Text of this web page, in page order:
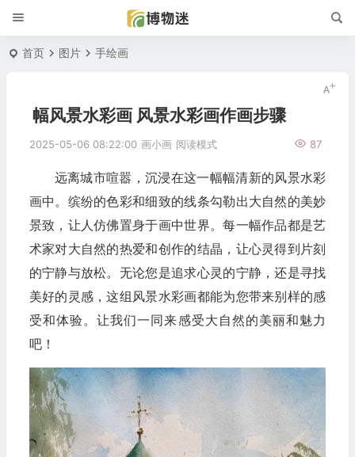
首页 图片 手绘画
幅风景水彩画 风景水彩画作画步骤
2025-05-06 08:22:00 画小画 87
阅读模式
远离城市喧嚣，沉浸在这一幅幅清新的风景水彩
画中。缤纷的色彩和细致的线条勾勒出大自然的美妙
景致，让人仿佛置身于画中世界。每一幅作品都是艺
术家对大自然的热爱和创作的结晶，让心灵得到片刻
的宁静与放松。无论您是追求心灵的宁静，还是寻找
美好的灵感，这组风景水彩画都能为您带来别样的感
受和体验。让我们一同来感受大自然的美丽和魅力
吧！